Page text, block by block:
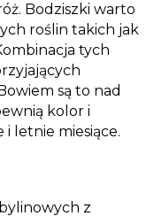
Bodziszki warto
roślin takich jak
tych
są to nad
kolor i
letnie miesiące.
z